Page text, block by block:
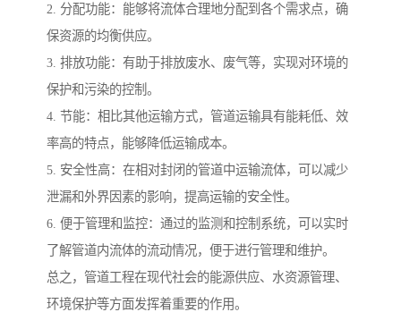
2. 分配功能：能够将流体合理地分配到各个需求点，确
保资源的均衡供应。
3. 排放功能：有助于排放废水、废气等，实现对环境的
保护和污染的控制。
4. 节能：相比其他运输方式，管道运输具有能耗低、效
率高的特点，能够降低运输成本。
5. 安全性高：在相对封闭的管道中运输流体，可以减少
泄漏和外界因素的影响，提高运输的安全性。
6. 便于管理和监控：通过的监测和控制系统，可以实时
了解管道内流体的流动情况，便于进行管理和维护。
总之，管道工程在现代社会的能源供应、水资源管理、
环境保护等方面发挥着重要的作用。